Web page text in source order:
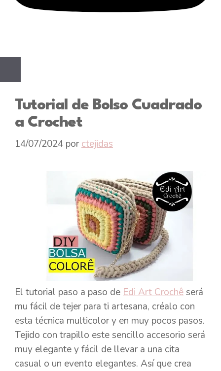
Tutorial de Bolso Cuadrado
a Crochet
14/07/2024 por ctejidas
El tutorial paso a paso de Edi Art Crochêserá
mu fácil de tejer para ti artesana, créalo con
esta técnica multicolor y en muy pocos pasos.
Tejido con trapillo este sencillo accesorio será
muy elegante y fácil de llevar a una cita
casual o un evento elegantes. Así que crea